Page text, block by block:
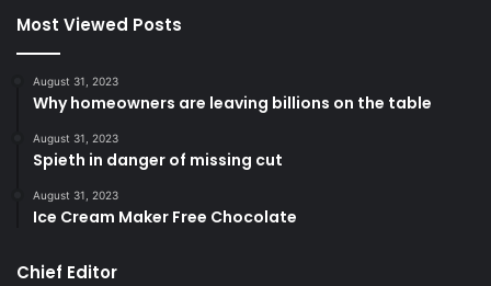
Most Viewed Posts
August 31, 2023
Why homeowners are leaving billions on the table
August 31, 2023
Spieth in danger of missing cut
August 31, 2023
Ice Cream Maker Free Chocolate
Chief Editor